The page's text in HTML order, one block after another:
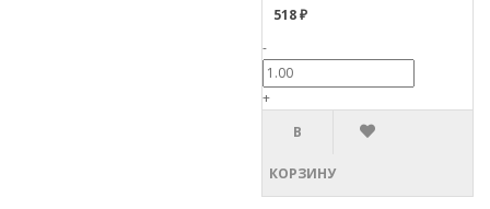
518 ₽
-
+
В
КОРЗИНУ